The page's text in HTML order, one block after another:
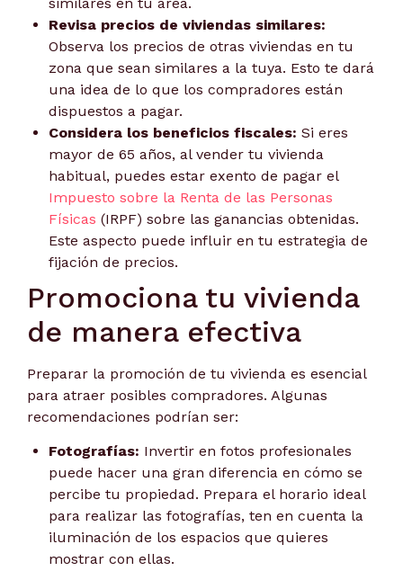
Revisa precios de viviendas similares:
Observa los precios de otras viviendas en tu
zona que sean similares a la tuya. Esto te dará
una idea de lo que los compradores están
dispuestos a pagar.
Considera los beneficios fiscales: Si eres
mayor de 65 años, al vender tu vivienda
habitual, puedes estar exento de pagar el
Impuesto sobre la Renta de las Personas
Físicas (IRPF) sobre las ganancias obtenidas.
Este aspecto puede influir en tu estrategia de
fijación de precios.
Promociona tu vivienda
de manera efectiva
Preparar la promoción de tu vivienda es esencial
para atraer posibles compradores. Algunas
recomendaciones podrían ser:
Fotografías: Invertir en fotos profesionales
puede hacer una gran diferencia en cómo se
percibe tu propiedad. Prepara el horario ideal
para realizar las fotografías, ten en cuenta la
iluminación de los espacios que quieres
mostrar con ellas.